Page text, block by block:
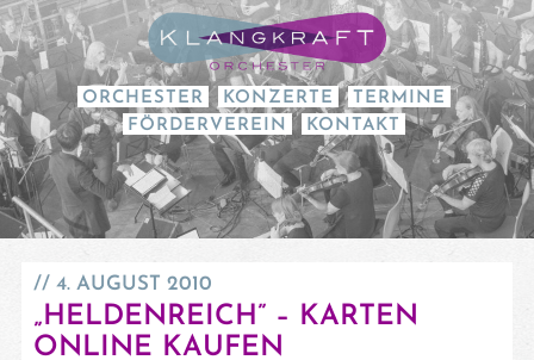
ORCHESTER KONZERTE
TERMINE
FÖRDERVEREIN
KONTAKT
4. AUGUST 2010
„HELDENREICH” – KARTEN
ONLINE KAUFEN